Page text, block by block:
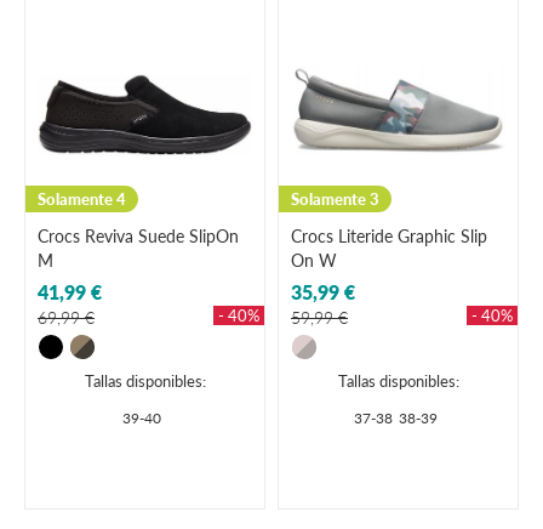
Solamente 4
Crocs Reviva Suede SlipOn
M
41,99 €
69,99 € - 40%
Tallas disponibles:
39-40
Solamente 3
Crocs Literide Graphic Slip
On W
35,99 €
59,99 € - 40%
Tallas disponibles:
37-38 38-39